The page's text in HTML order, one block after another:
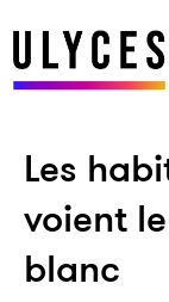
Les
voient
blanc